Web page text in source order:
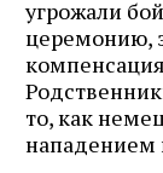
угрожали
церемонию,
то, как
нападением